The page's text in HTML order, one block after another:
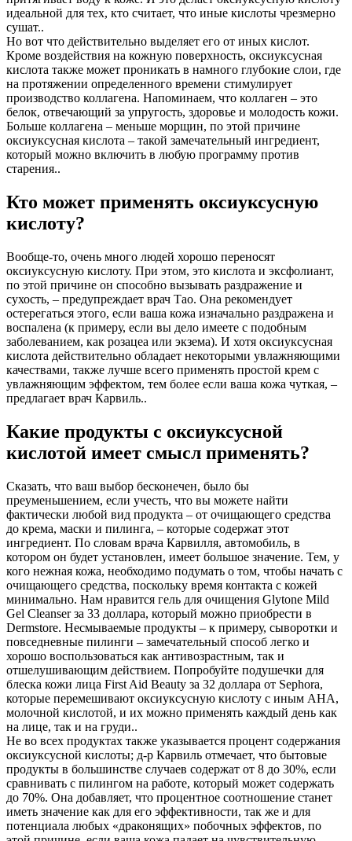
идеальной для тех, кто считает, что иные кислоты чрезмерно
сушат..
Но вот что действительно выделяет его от иных кислот.
Кроме воздействия на кожную поверхность, оксиуксусная
кислота также может проникать в намного глубокие слои, где
на протяжении определенного времени стимулирует
производство коллагена. Напоминаем, что коллаген – это
белок, отвечающий за упругость, здоровье и молодость кожи.
Больше коллагена – меньше морщин, по этой причине
оксиуксусная кислота – такой замечательный ингредиент,
который можно включить в любую программу против
старения..
Кто может применять оксиуксусную
кислоту?
Вообще-то, очень много людей хорошо переносят
оксиуксусную кислоту. При этом, это кислота и эксфолиант,
по этой причине он способно вызывать раздражение и
сухость, – предупреждает врач Тао. Она рекомендует
остерегаться этого, если ваша кожа изначально раздражена и
воспалена (к примеру, если вы дело имеете с подобным
заболеванием, как розацеа или экзема). И хотя оксиуксусная
кислота действительно обладает некоторыми увлажняющими
качествами, также лучше всего применять простой крем с
увлажняющим эффектом, тем более если ваша кожа чуткая, –
предлагает врач Карвиль..
Какие продукты с оксиуксусной
кислотой имеет смысл применять?
Сказать, что ваш выбор бесконечен, было бы
преуменьшением, если учесть, что вы можете найти
фактически любой вид продукта – от очищающего средства
до крема, маски и пилинга, – которые содержат этот
ингредиент. По словам врача Карвилля, автомобиль, в
котором он будет установлен, имеет большое значение. Тем, у
кого нежная кожа, необходимо подумать о том, чтобы начать с
очищающего средства, поскольку время контакта с кожей
минимально. Нам нравится гель для очищения Glytone Mild
Gel Cleanser за 33 доллара, который можно приобрести в
Dermstore. Несмываемые продукты – к примеру, сыворотки и
повседневные пилинги – замечательный способ легко и
хорошо воспользоваться как антивозрастным, так и
отшелушивающим действием. Попробуйте подушечки для
блеска кожи лица First Aid Beauty за 32 доллара от Sephora,
которые перемешивают оксиуксусную кислоту с иным AHA,
молочной кислотой, и их можно применять каждый день как
на лице, так и на груди..
Не во всех продуктах также указывается процент содержания
оксиуксусной кислоты; д-р Карвиль отмечает, что бытовые
продукты в большинстве случаев содержат от 8 до 30%, если
сравнивать с пилингом на работе, который может содержать
до 70%. Она добавляет, что процентное соотношение станет
иметь значение как для его эффективности, так же и для
потенциала любых «драконящих» побочных эффектов, по